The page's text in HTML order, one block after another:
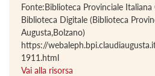
Fonte:Biblioteca Provinciale Italiana
Biblioteca Digitale (Biblioteca
Augusta,Bolzano)
https://
1911.html
Vai alla risorsa